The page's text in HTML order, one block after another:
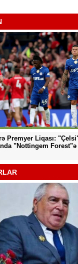
Premyer Liqası:
"Nottingem